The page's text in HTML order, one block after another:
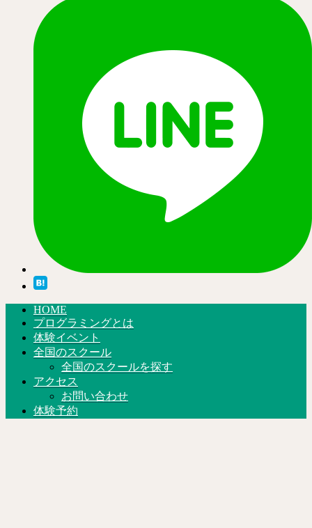
HOME
プログラミングとは
体験イベント
全国のスクール
全国のスクールを探す
アクセス
お問い合わせ
体験予約